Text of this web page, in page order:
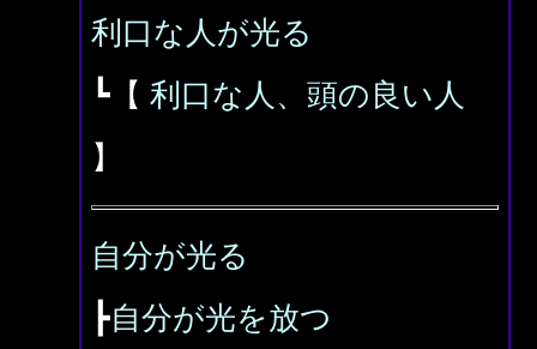
利口な人が光る
┗【 利口な人、頭の良い人
】
自分が光る
┣自分が光を放つ